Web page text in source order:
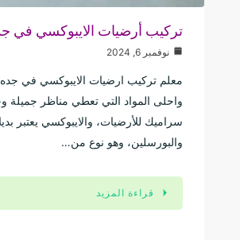
تركيب أرضيات الايبوكسي في
نوفمبر 6, 2024
معلم تركيب ارضيات الايبوكسي في
واحلى المواد التي تعطي مناظر جميلة
سراميك للأرضيات، والايبوكسي يعتبر
والبورسلين، وهو نوع من…
قراءة المزيد